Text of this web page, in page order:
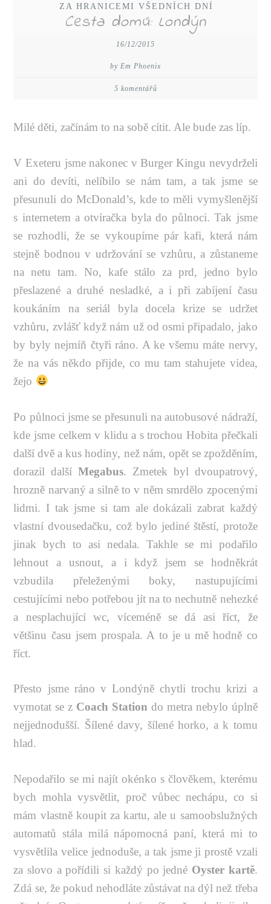
ZA HRANICEMI VŠEDNÍCH DNÍ
Cesta domů: Londýn
16/12/2015
by Em Phoenix
5 komentářů
Milé děti, začínám to na sobě cítit. Ale bude zas líp.
V Exeteru jsme nakonec v Burger Kingu nevydrželi
ani do devíti, nelíbilo se nám tam, a tak jsme se
přesunuli do McDonald’s, kde to měli vymyšlenější
s internetem a otvíračka byla do půlnoci. Tak jsme
se rozhodli, že se vykoupíme pár kafi, která nám
stejně bodnou v udržování se vzhůru, a zůstaneme
na netu tam. No, kafe stálo za prd, jedno bylo
přeslazené a druhé nesladké, a i při zabíjení času
koukáním na seriál byla docela krize se udržet
vzhůru, zvlášť když nám už od osmi připadalo, jako
by byly nejmíň čtyři ráno. A ke všemu máte nervy,
že na vás někdo přijde, co mu tam stahujete videa,
žejo
Po půlnoci jsme se přesunuli na autobusové nádraží,
kde jsme celkem v klidu a s trochou Hobita přečkali
další dvě a kus hodiny, než nám, opět se zpožděním,
dorazil dalšíMegabus. Zmetek byl dvoupatrový,
hrozně narvaný a silně to v něm smrdělo zpocenými
lidmi. I tak jsme si tam ale dokázali zabrat každý
vlastní dvousedačku, což bylo jediné štěstí, protože
jinak bych to asi nedala. Takhle se mi podařilo
lehnout a usnout, a i když jsem se hodněkrát
vzbudila přeleženými boky, nastupujícími
cestujícími nebo potřebou jít na to nechutně nehezké
a nesplachující wc, víceméně se dá asi říct, že
většinu času jsem prospala. A to je u mě hodně co
říct.
Přesto jsme ráno v Londýně chytli trochu krizi a
vymotat se z Coach Station do metra nebylo úplně
nejjednodušší. Šílené davy, šílené horko, a k tomu
hlad.
Nepodařilo se mi najít okénko s člověkem, kterému
bych mohla vysvětlit, proč vůbec nechápu, co si
mám vlastně koupit za kartu, ale u samoobslužných
automatů stála milá nápomocná paní, která mi to
vysvětlila velice jednoduše, a tak jsme ji prostě vzali
za slovo a pořídili si každý po jedné Oyster kartě.
Zdá se, že pokud nehodláte zůstávat na dýl než třeba